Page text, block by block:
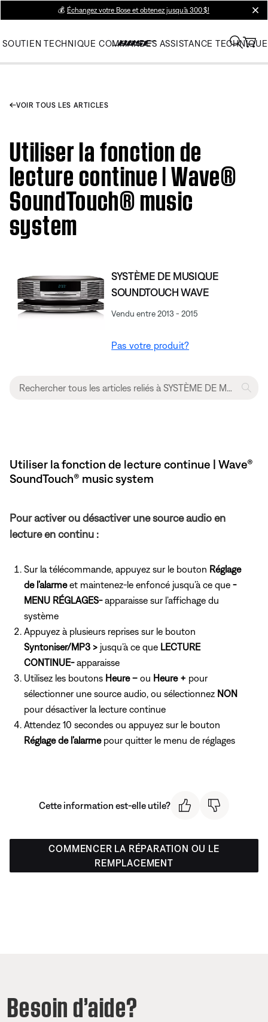
💰 Échangez votre Bose et obtenez jusqu’à 300 $!
SOUTIEN TECHNIQUE COMMANDES ASSISTANCE TECHNIQUE
VOIR TOUS LES ARTICLES
Utiliser la fonction de
lecture continue | Wave®
SoundTouch® music
system
SYSTÈME DE MUSIQUE
SOUNDTOUCH WAVE
Vendu entre 2013 - 2015
Pas votre produit?
Utiliser la fonction de lecture continue | Wave®
SoundTouch® music system
Pour activer ou désactiver une source audio en
lecture en continu :
Sur la télécommande, appuyez sur le bouton Réglage
de l’alarmeet maintenez-le enfoncé jusqu’à ce que -
MENU RÉGLAGES-apparaisse sur l’affichage du
système
Appuyez à plusieurs reprises sur le bouton
Syntoniser/MP3 > jusqu’à ce que LECTURE
CONTINUE-apparaisse
Utilisez les boutons Heure – ou Heure + pour
sélectionner une source audio, ou sélectionnez NON
pour désactiver la lecture continue
Attendez 10 secondes ou appuyez sur le bouton
Réglage de l’alarmepour quitter le menu de réglages
Cette information est-elle utile?
COMMENCER LA RÉPARATION OU LE
REMPLACEMENT
Besoin d’aide?